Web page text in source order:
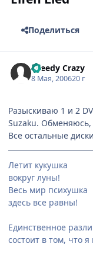
Поделиться
Greedy Crazy
8 Мая, 200620 г
Разыскиваю 1 и 2
Suzaku.
Все остальные
Летит кукушка
вокруг луны!
Весь мир психушка
здесь все равны!
Единственное
состоит в том, что